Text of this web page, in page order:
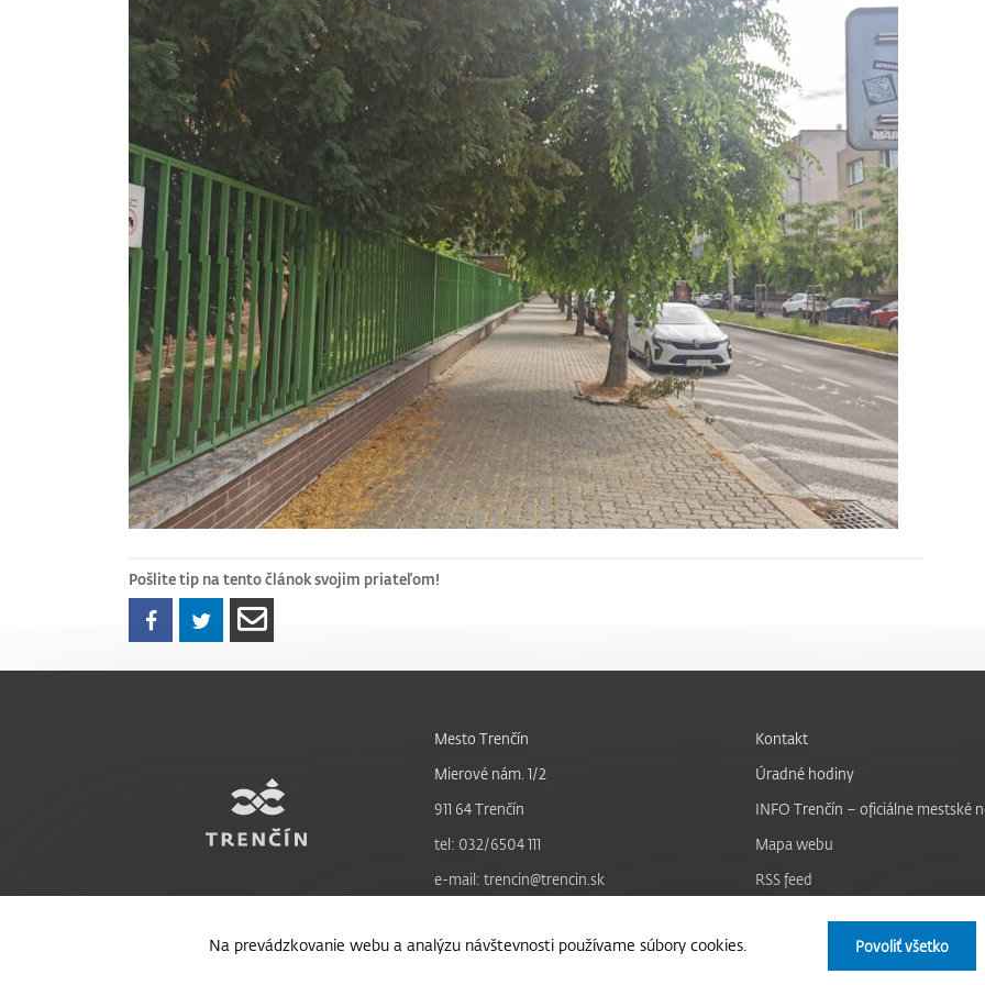
Pošlite tip na tento článok svojim priateľom!
Na prevádzkovanie webu a analýzu návštevnosti používame súbory cookies. Povoliť všetko
Mesto Trenčín
Mierové nám. 1/2
911 64 Trenčín
tel: 032/6504 111
e-mail: trencin@trencin.sk
Kontakt
Úradné hodiny
INFO Trenčín – oficiálne mestské
Mapa webu
RSS feed